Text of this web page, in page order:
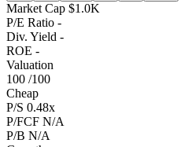
Market Cap $1.0K
P/E Ratio -
Div. Yield -
ROE -
Valuation
100 /100
Cheap
P/S 0.48x
P/FCF N/A
P/B N/A